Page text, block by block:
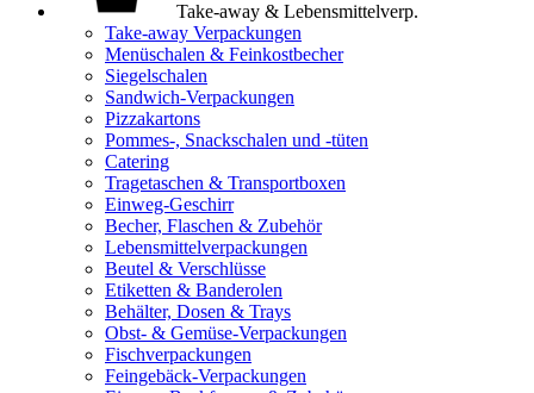
Take-away & Lebensmittelverp.
Take-away Verpackungen
Menüschalen & Feinkostbecher
Siegelschalen
Sandwich-Verpackungen
Pizzakartons
Pommes-, Snackschalen und -tüten
Catering
Tragetaschen & Transportboxen
Einweg-Geschirr
Becher, Flaschen & Zubehör
Lebensmittelverpackungen
Beutel & Verschlüsse
Etiketten & Banderolen
Behälter, Dosen & Trays
Obst- & Gemüse-Verpackungen
Fischverpackungen
Feingebäck-Verpackungen